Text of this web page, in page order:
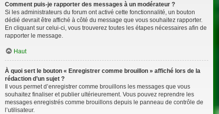
Comment puis-je rapporter des messages à un modérateur ?
Si les administrateurs du forum ont activé cette fonctionnalité, un bouton
dédié devrait être affiché à côté du message que vous souhaitez rapporter.
En cliquant sur celui-ci, vous trouverez toutes les étapes nécessaires afin de
rapporter le message.
Haut
À quoi sert le bouton « Enregistrer comme brouillon » affiché lors de la
rédaction d’un sujet ?
Il vous permet d’enregistrer comme brouillons les messages que vous
souhaitez finaliser et publier ultérieurement. Vous pouvez reprendre les
messages enregistrés comme brouillons depuis le panneau de contrôle de
l’utilisateur.